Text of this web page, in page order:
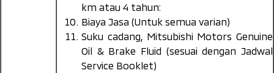
km atau 4 tahun:
Biaya Jasa (Untuk semua varian)
Suku cadang, Mitsubishi Motors Genuine
Oil & Brake Fluid (sesuai dengan Jadwal
Service Booklet)